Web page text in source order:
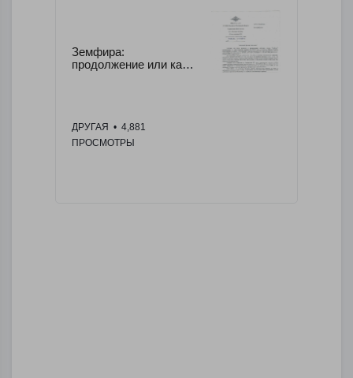
Земфира:
продолжение или как я
ДРУГАЯ •  4,881
ПРОСМОТРЫ